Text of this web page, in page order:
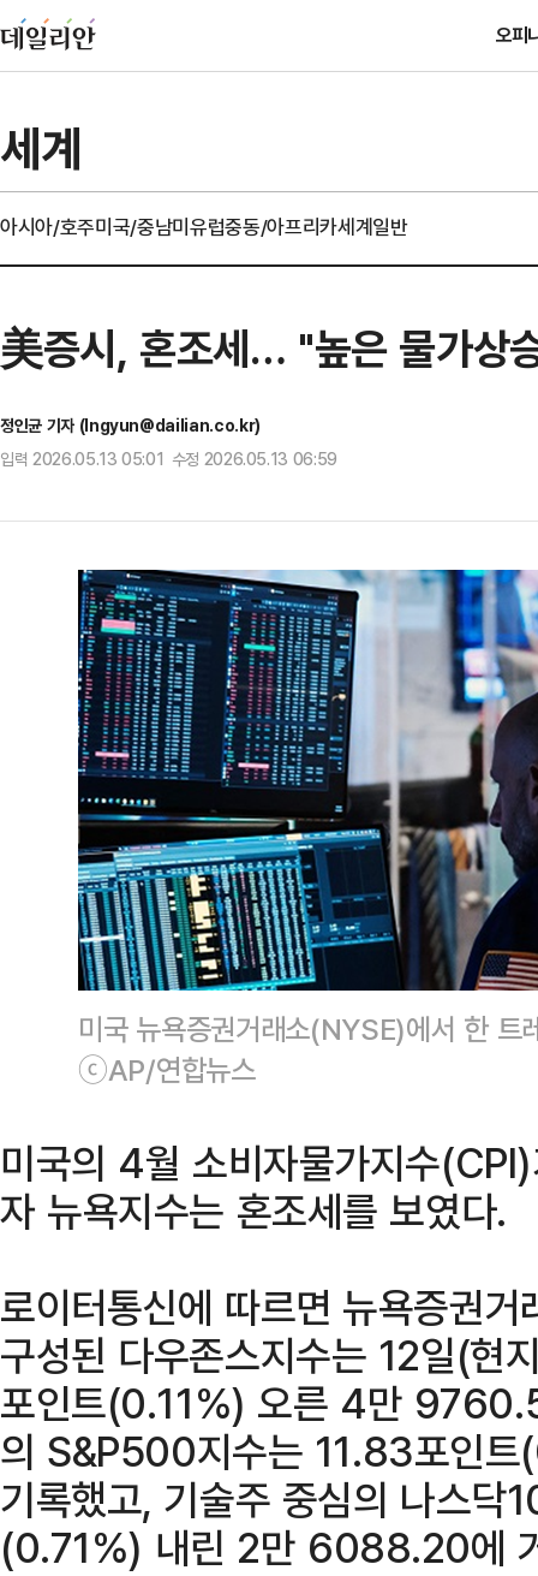
오피
세계
아시아/호주미국/중남미유럽중동/아프리카세계일반
美증시, 혼조세… "높은 물가상
정인균 기자 (Ingyun@dailian.co.kr)
입력 2026.05.13 05:01 수정 2026.05.13 06:59
미국 뉴욕증권거래소(NYSE)에서 한 트
ⓒAP/연합뉴스
미국의 4월 소비자물가지수
자 뉴욕지수는 혼조세를 보였다.
로이터통신에 따르면 뉴욕증권
구성된 다우존스지수는 12일(
포인트(0.11%) 오른 4만
의 S&P500지수는 11.83포인
기록했고, 기술주 중심의 나스
(0.71%) 내린 2만 6088.20에